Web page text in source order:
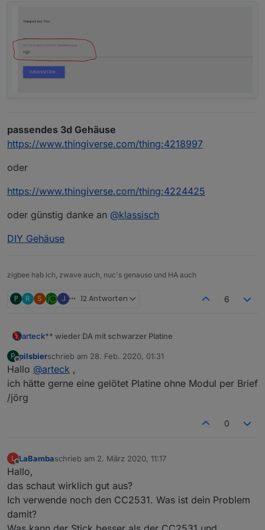
passendes 3d Gehäuse
https://www.thingiverse.com/thing:4218997
oder
https://www.thingiverse.com/thing:4224425
oder günstig danke an @klassisch
DIY Gehäuse
zigbee hab ich, zwave auch, nuc's genauso und HA auch
P R S J 12 Antworten 6
arteck** wieder DA mit schwarzer Platine
P
Offline
pilsbierschrieb am 28. Feb. 2020, 01:31
zuletzt editiert von
Hallo @arteck ,
ich hätte gerne eine gelötet Platine ohne Modul per Brief
/jörg
0
L
Offline
LaBambaschrieb am 2. März 2020, 11:17
zuletzt editiert von
Hallo,
das schaut wirklich gut aus?
Ich verwende noch den CC2531. Was ist dein Problem
damit?